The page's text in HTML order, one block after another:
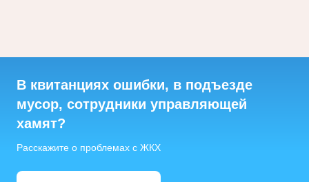
В квитанциях ошибки, в подъезде
мусор, сотрудники управляющей
хамят?
Расскажите о проблемах с ЖКХ